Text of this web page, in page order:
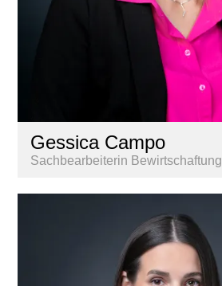
Gessica Campo
Sachbearbeiterin Bewirtschaftung